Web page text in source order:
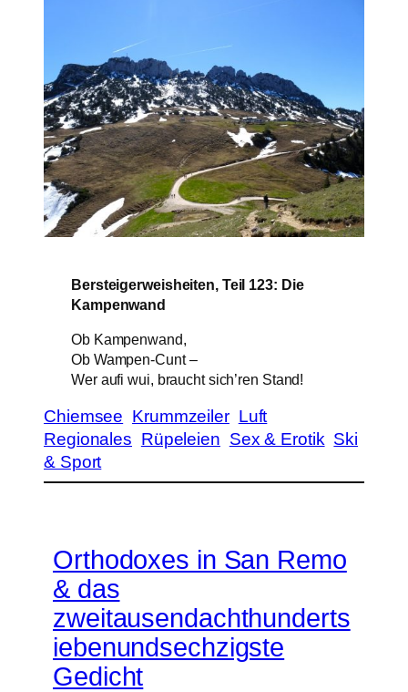
Bersteigerweisheiten, Teil 123: Die
Kampenwand
Ob Kampenwand,
Ob Wampen-Cunt –
Wer aufi wui, braucht sich’ren Stand!
Chiemsee Krummzeiler Luft
Regionales Rüpeleien Sex & Erotik Ski
& Sport
Orthodoxes in San Remo
& das
zweitausendachthunderts
iebenundsechzigste
Gedicht